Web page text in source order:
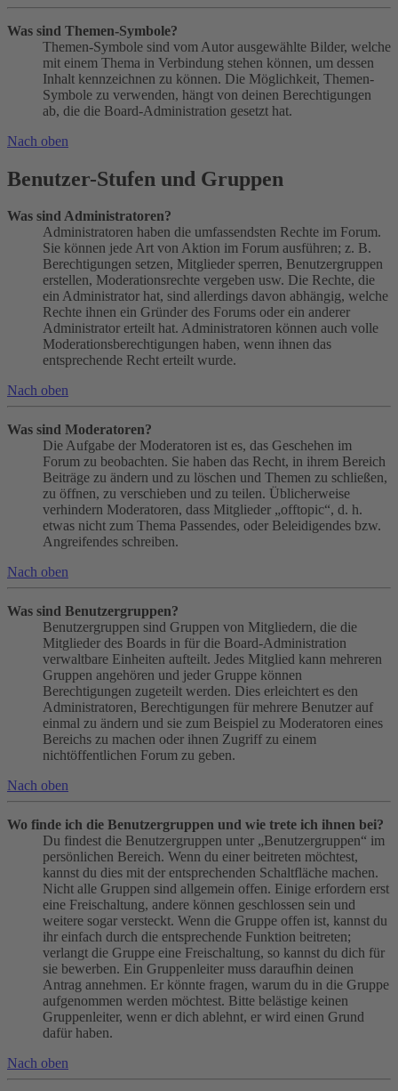
Was sind Themen-Symbole?
Themen-Symbole sind vom Autor ausgewählte Bilder, welche
mit einem Thema in Verbindung stehen können, um dessen
Inhalt kennzeichnen zu können. Die Möglichkeit, Themen-
Symbole zu verwenden, hängt von deinen Berechtigungen
ab, die die Board-Administration gesetzt hat.
Nach oben
Benutzer-Stufen und Gruppen
Was sind Administratoren?
Administratoren haben die umfassendsten Rechte im Forum.
Sie können jede Art von Aktion im Forum ausführen; z. B.
Berechtigungen setzen, Mitglieder sperren, Benutzergruppen
erstellen, Moderationsrechte vergeben usw. Die Rechte, die
ein Administrator hat, sind allerdings davon abhängig, welche
Rechte ihnen ein Gründer des Forums oder ein anderer
Administrator erteilt hat. Administratoren können auch volle
Moderationsberechtigungen haben, wenn ihnen das
entsprechende Recht erteilt wurde.
Nach oben
Was sind Moderatoren?
Die Aufgabe der Moderatoren ist es, das Geschehen im
Forum zu beobachten. Sie haben das Recht, in ihrem Bereich
Beiträge zu ändern und zu löschen und Themen zu schließen,
zu öffnen, zu verschieben und zu teilen. Üblicherweise
verhindern Moderatoren, dass Mitglieder „offtopic“, d. h.
etwas nicht zum Thema Passendes, oder Beleidigendes bzw.
Angreifendes schreiben.
Nach oben
Was sind Benutzergruppen?
Benutzergruppen sind Gruppen von Mitgliedern, die die
Mitglieder des Boards in für die Board-Administration
verwaltbare Einheiten aufteilt. Jedes Mitglied kann mehreren
Gruppen angehören und jeder Gruppe können
Berechtigungen zugeteilt werden. Dies erleichtert es den
Administratoren, Berechtigungen für mehrere Benutzer auf
einmal zu ändern und sie zum Beispiel zu Moderatoren eines
Bereichs zu machen oder ihnen Zugriff zu einem
nichtöffentlichen Forum zu geben.
Nach oben
Wo finde ich die Benutzergruppen und wie trete ich ihnen bei?
Du findest die Benutzergruppen unter „Benutzergruppen“ im
persönlichen Bereich. Wenn du einer beitreten möchtest,
kannst du dies mit der entsprechenden Schaltfläche machen.
Nicht alle Gruppen sind allgemein offen. Einige erfordern erst
eine Freischaltung, andere können geschlossen sein und
weitere sogar versteckt. Wenn die Gruppe offen ist, kannst du
ihr einfach durch die entsprechende Funktion beitreten;
verlangt die Gruppe eine Freischaltung, so kannst du dich für
sie bewerben. Ein Gruppenleiter muss daraufhin deinen
Antrag annehmen. Er könnte fragen, warum du in die Gruppe
aufgenommen werden möchtest. Bitte belästige keinen
Gruppenleiter, wenn er dich ablehnt, er wird einen Grund
dafür haben.
Nach oben